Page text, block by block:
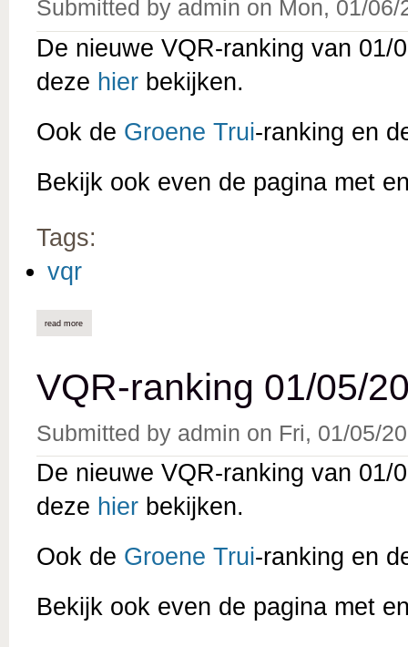
Submitted by admin on Mon, 01/06/
De nieuwe VQR-ranking van 01/
deze hier bekijken.
Ook de Groene Trui-ranking en
Bekijk ook even de pagina met
Tags:
vqr
read more
VQR-ranking 01/05/
Submitted by admin on Fri, 01/05/
De nieuwe VQR-ranking van 01/
deze hier bekijken.
Ook de Groene Trui-ranking en
Bekijk ook even de pagina met